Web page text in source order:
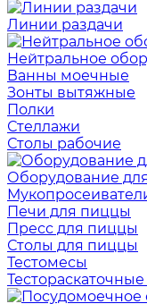
Линии раздачи
Нейтральное
Ванны моечные
Зонты вытяжные
Полки
Стеллажи
Столы рабочие
Оборудование
Печи для пиццы
Пресс для пиццы
Столы для пиццы
Тестомесы